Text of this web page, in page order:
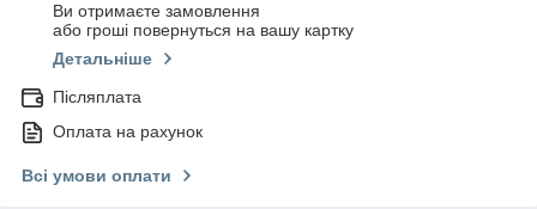
Ви отримаєте замовлення
або гроші повернуться на вашу картку
Детальніше
Післяплата
Оплата на рахунок
Всі умови оплати